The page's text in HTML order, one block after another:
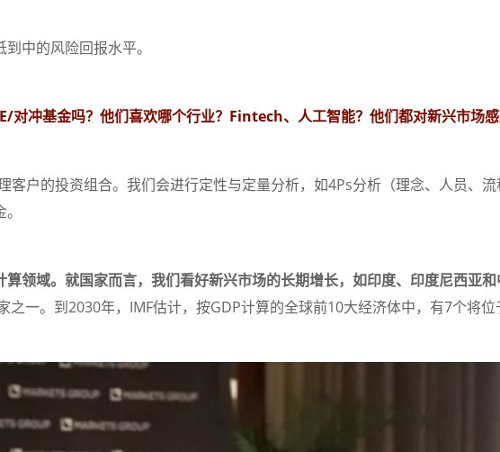
中的风险回报水平。
对冲基金吗？ 他们喜欢哪个行业？ Fintech、人工智能？ 他们都对新兴市场
客户的投资组合。我们会进行定性与定量分析，如4Ps分析（理念、人员、
领域。 就国家而言，我们看好新兴市场的长期增长，如印度、印度尼西亚和
一。到2030年，IMF估计，按GDP计算的全球前10大经济体中，有7个将位